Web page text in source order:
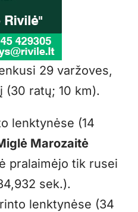
29 varžoves,
(30 ratų; 10 km).
lenktynėse (14
Marozaitė
pralaimėjo tik rusei
sek.).
lenktynėse (34